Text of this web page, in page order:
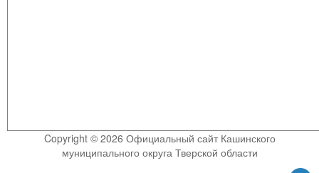
Copyright © 2026 Официальный сайт Кашинского
муниципального округа Тверской области